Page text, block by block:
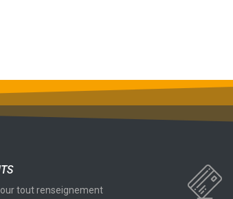
tout renseignement